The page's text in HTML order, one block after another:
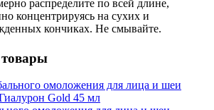
распределите по всей длине,
концентрируясь на сухих и
кончиках. Не смывайте.